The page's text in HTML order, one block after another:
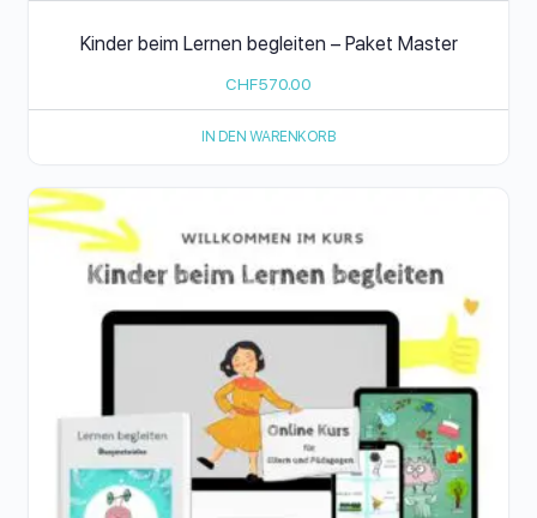
Kinder beim Lernen begleiten – Paket Master
CHF570.00
IN DEN WARENKORB